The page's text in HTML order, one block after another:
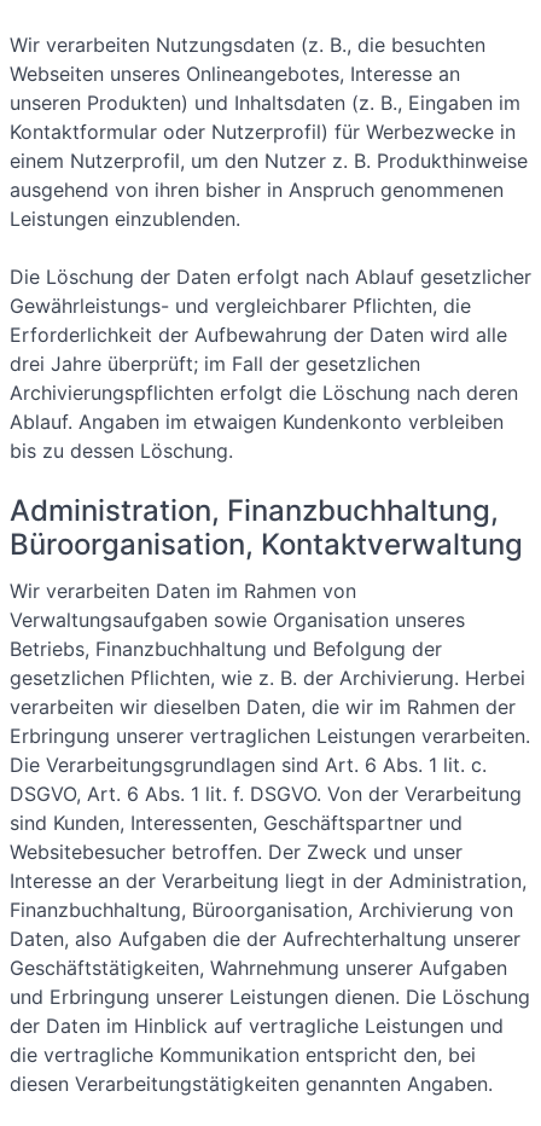
Wir verarbeiten Nutzungsdaten (z. B., die besuchten
Webseiten unseres Onlineangebotes, Interesse an
unseren Produkten) und Inhaltsdaten (z. B., Eingaben im
Kontaktformular oder Nutzerprofil) für Werbezwecke in
einem Nutzerprofil, um den Nutzer z. B. Produkthinweise
ausgehend von ihren bisher in Anspruch genommenen
Leistungen einzublenden.
Die Löschung der Daten erfolgt nach Ablauf gesetzlicher
Gewährleistungs- und vergleichbarer Pflichten, die
Erforderlichkeit der Aufbewahrung der Daten wird alle
drei Jahre überprüft; im Fall der gesetzlichen
Archivierungspflichten erfolgt die Löschung nach deren
Ablauf. Angaben im etwaigen Kundenkonto verbleiben
bis zu dessen Löschung.
Administration, Finanzbuchhaltung,
Büroorganisation, Kontaktverwaltung
Wir verarbeiten Daten im Rahmen von
Verwaltungsaufgaben sowie Organisation unseres
Betriebs, Finanzbuchhaltung und Befolgung der
gesetzlichen Pflichten, wie z. B. der Archivierung. Herbei
verarbeiten wir dieselben Daten, die wir im Rahmen der
Erbringung unserer vertraglichen Leistungen verarbeiten.
Die Verarbeitungsgrundlagen sind Art. 6 Abs. 1 lit. c.
DSGVO, Art. 6 Abs. 1 lit. f. DSGVO. Von der Verarbeitung
sind Kunden, Interessenten, Geschäftspartner und
Websitebesucher betroffen. Der Zweck und unser
Interesse an der Verarbeitung liegt in der Administration,
Finanzbuchhaltung, Büroorganisation, Archivierung von
Daten, also Aufgaben die der Aufrechterhaltung unserer
Geschäftstätigkeiten, Wahrnehmung unserer Aufgaben
und Erbringung unserer Leistungen dienen. Die Löschung
der Daten im Hinblick auf vertragliche Leistungen und
die vertragliche Kommunikation entspricht den, bei
diesen Verarbeitungstätigkeiten genannten Angaben.